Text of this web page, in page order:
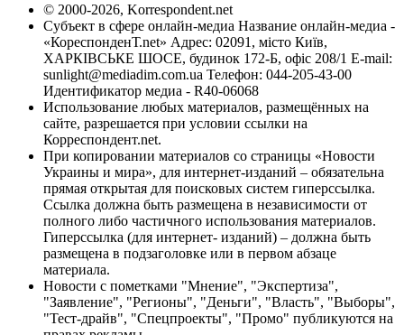
© 2000-2026, Korrespondent.net
Субъект в сфере онлайн-медиа Название онлайн-медиа -
«КореспонденТ.net» Адрес: 02091, місто Київ,
ХАРКІВСЬКЕ ШОСЕ, будинок 172-Б, офіс 208/1 E-mail:
sunlight@mediadim.com.ua Телефон: 044-205-43-00
Идентификатор медиа - R40-06068
Использование любых материалов, размещённых на
сайте, разрешается при условии ссылки на
Корреспондент.net.
При копировании материалов со страницы «Новости
Украины и мира», для интернет-изданий – обязательна
прямая открытая для поисковых систем гиперссылка.
Ссылка должна быть размещена в независимости от
полного либо частичного использования материалов.
Гиперссылка (для интернет- изданий) – должна быть
размещена в подзаголовке или в первом абзаце
материала.
Новости с пометками "Мнение", "Экспертиза",
"Заявление", "Регионы", "Деньги", "Власть", "Выборы",
"Тест-драйв", "Спецпроекты", "Промо" публикуются на